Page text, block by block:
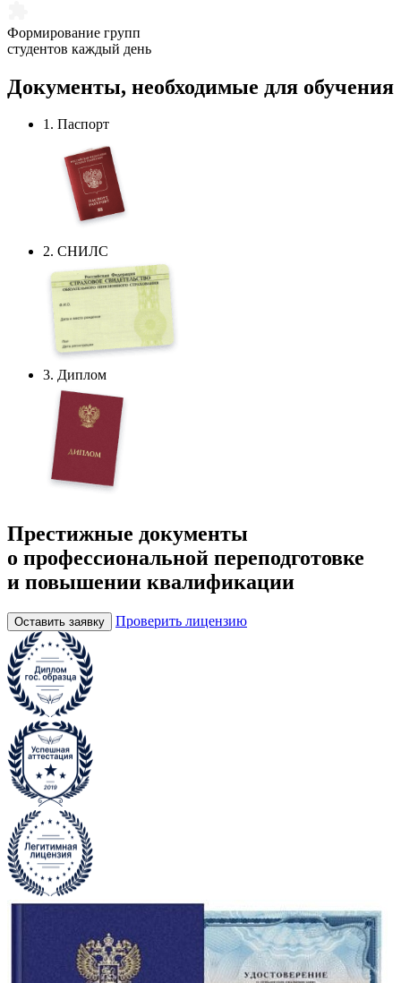
Формирование групп
студентов каждый день
Документы, необходимые для обучения
1. Паспорт
2. СНИЛС
3. Диплом
Престижные документы
о профессиональной переподготовке
и повышении квалификации
Оставить заявку Проверить лицензию